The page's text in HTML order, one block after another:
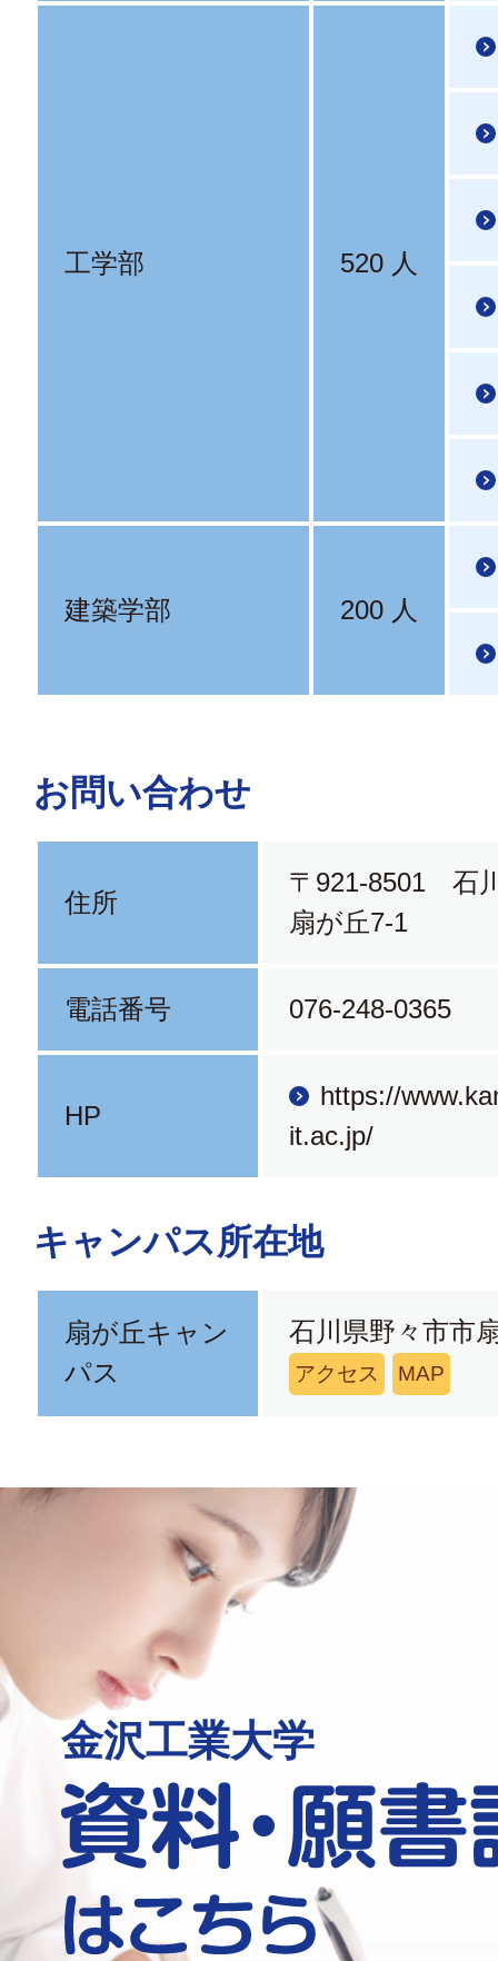
工学部 520 人
建築学部 200 人
お問い合わせ
住所
〒921-8501 石
扇が丘7-1
電話番号 076-248-0365
HP
https://
it.ac.jp/
キャンパス所在地
扇が丘キャン
パス
石川県野々市市
アクセス MAP
金沢工業大学